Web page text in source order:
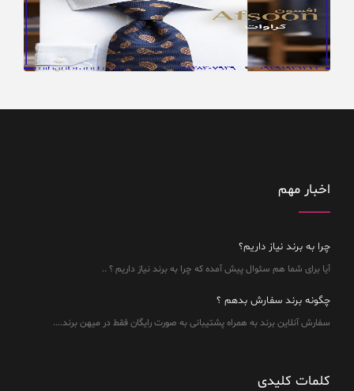
اخبار مهم
چرا به برند نیاز داریم؟
آیا برای شما هم سئوال پیش آمده که چرا به برند نیاز داریم ؟ ..
چگونه برند سفارش بدهم ؟
سفارش آنلاین برند به همراه پشتیبانی به صورت رایگان فقط در میهن برند....
کلمات کلیدی